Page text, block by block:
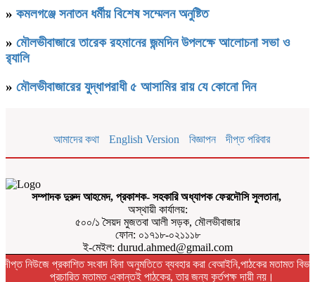
» কমলগঞ্জে সনাতন ধর্মীয় বিশেষ সম্মেলন অনুষ্টিত
» মৌলভীবাজারে তারেক রহমানের জন্মদিন উপলক্ষে আলোচনা সভা ও
র‌্যালি
» মৌলভীবাজারের যুদ্ধাপরাধী ৫ আসামির রায় যে কোনো দিন
আমাদের কথা English Version বিজ্ঞাপন দীপ্ত পরিবার
সম্পাদক দুরুদ আহমেদ, প্রকাশক- সহকারি অধ্যাপক ফেরদৌসি সুলতানা,
অস্থায়ী কার্যালয়:
৫০০/১ সৈয়দ মুজতবা আলী সড়ক, মৌলভীবাজার
ফোন: ০১৭১৮-০২১১১৮
ই-মেইল: durud.ahmed@gmail.com
দীপ্ত নিউজে প্রকাশিত সংবাদ বিনা অনুমতিতে ব্যবহার করা বেআইনি,পাঠকের মতামত
প্রচারিত মতামত একান্তই পাঠকের, তার জন্য কৃর্তপক্ষ দায়ী নয়।